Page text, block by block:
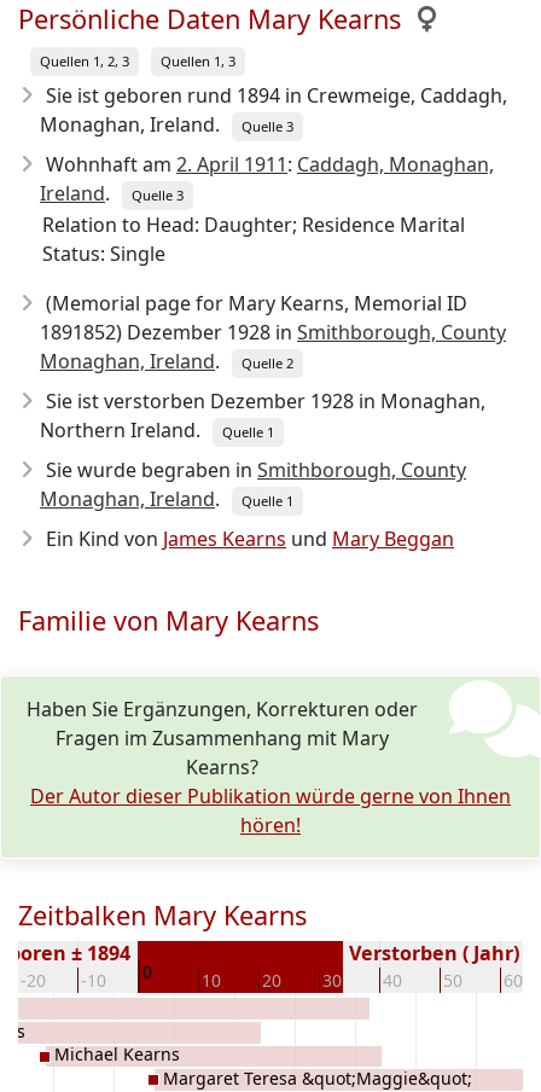
Persönliche Daten Mary Kearns
Quellen 1, 2, 3 Quellen 1, 3
Sie ist geboren rund 1894 in Crewmeige, Caddagh,
Monaghan, Ireland.
Quelle 3
Wohnhaft am 2. April 1911: Caddagh, Monaghan,
Ireland. Quelle 3
Relation to Head: Daughter; Residence Marital
Status: Single
(Memorial page for Mary Kearns, Memorial ID
1891852) Dezember 1928 in Smithborough, County
Monaghan, Ireland. Quelle 2
Sie ist verstorben Dezember 1928 in Monaghan,
Northern Ireland.
Quelle 1
Sie wurde begraben in Smithborough, County
Monaghan, Ireland. Quelle 1
Ein Kind von James Kearns und Mary Beggan
Familie von Mary Kearns
Haben Sie Ergänzungen, Korrekturen oder
Fragen im Zusammenhang mit Mary
Kearns?
Der Autor dieser Publikation würde gerne von Ihnen
hören!
Zeitbalken Mary Kearns
-20 -10 0 10 20 30 40 50 60
± 1894 Verstorben ( Jahr)
Michael Kearns
Margaret Teresa &quot;Maggie&quot;